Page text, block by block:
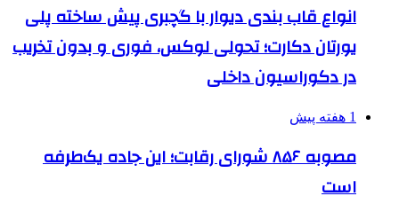
انواع قاب بندی دیوار با گچبری پیش ساخته پلی
یورتان دکارت؛ تحولی لوکس، فوری و بدون تخریب
در دکوراسیون داخلی
1 هفته پیش
مصوبه ۸۵۶ شورای رقابت؛ این جاده یک‌طرفه
است